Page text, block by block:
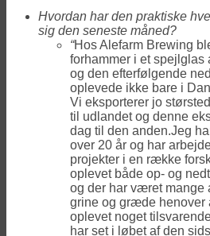
Hvordan har den praktiske
sig den seneste måned?
“Hos Alefarm Brewing
forhammer i et spejlglas
og den efterfølgende
oplevede ikke bare i
Vi eksporterer jo
til udlandet og denne
dag til den anden.Jeg
over 20 år og har
projekter i en række
oplevet både op- og
og der har været mange
grine og græde henover
oplevet noget
har set i løbet af den